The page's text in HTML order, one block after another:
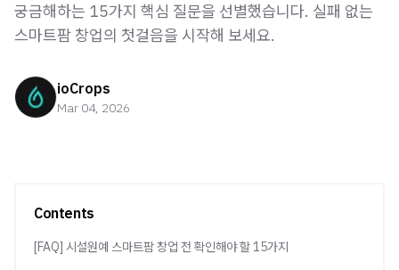
궁금해하는 15가지 핵심 질문을 선별했습니다. 실패 없는
스마트팜 창업의 첫걸음을 시작해 보세요.
ioCrops
Mar 04, 2026
Contents
[FAQ] 시설원예 스마트팜 창업 전 확인해야 할 15가지